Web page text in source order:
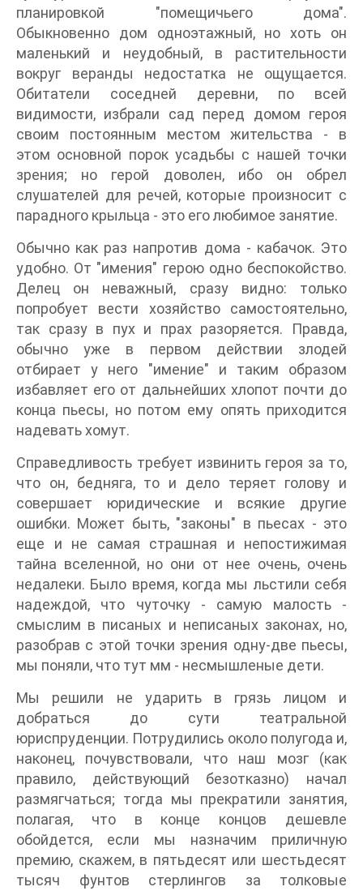
планировкой "помещичьего дома".
Обыкновенно дом одноэтажный, но хоть он
маленький и неудобный, в растительности
вокруг веранды недостатка не ощущается.
Обитатели соседней деревни, по всей
видимости, избрали сад перед домом героя
своим постоянным местом жительства - в
этом основной порок усадьбы с нашей точки
зрения; но герой доволен, ибо он обрел
слушателей для речей, которые произносит с
парадного крыльца - это его любимое занятие.
Обычно как раз напротив дома - кабачок. Это
удобно. От "имения" герою одно беспокойство.
Делец он неважный, сразу видно: только
попробует вести хозяйство самостоятельно,
так сразу в пух и прах разоряется. Правда,
обычно уже в первом действии злодей
отбирает у него "имение" и таким образом
избавляет его от дальнейших хлопот почти до
конца пьесы, но потом ему опять приходится
надевать хомут.
Справедливость требует извинить героя за то,
что он, бедняга, то и дело теряет голову и
совершает юридические и всякие другие
ошибки. Может быть, "законы" в пьесах - это
еще и не самая страшная и непостижимая
тайна вселенной, но они от нее очень, очень
недалеки. Было время, когда мы льстили себя
надеждой, что чуточку - самую малость -
смыслим в писаных и неписаных законах, но,
разобрав с этой точки зрения одну-две пьесы,
мы поняли, что тут мм - несмышленые дети.
Мы решили не ударить в грязь лицом и
добраться до сути театральной
юриспруденции. Потрудились около полугода и,
наконец, почувствовали, что наш мозг (как
правило, действующий безотказно) начал
размягчаться; тогда мы прекратили занятия,
полагая, что в конце концов дешевле
обойдется, если мы назначим приличную
премию, скажем, в пятьдесят или шестьдесят
тысяч фунтов стерлингов за толковые